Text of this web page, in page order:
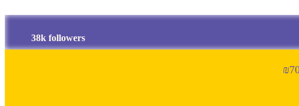
38k followers